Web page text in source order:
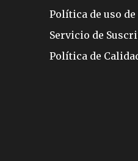
Política de uso de
Servicio de
Política de